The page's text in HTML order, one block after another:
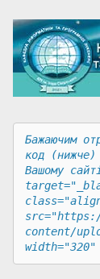
Бажаючим
код (нижче)
Вашому
content/